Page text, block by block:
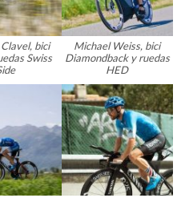
bici
Swiss
Michael Weiss, bici
Diamondback y ruedas
HED